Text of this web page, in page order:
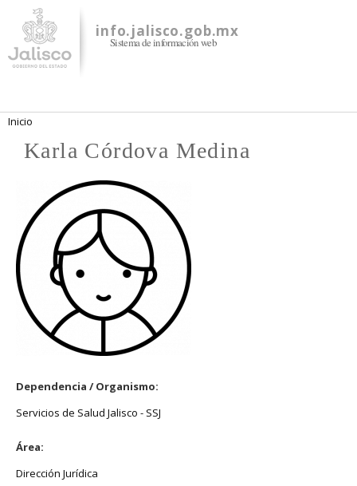
contenido
principal
info.jalisco.gob.mx
Sistema de información web
Se encuentra usted aquí
Inicio
Karla Córdova Medina
Dependencia / Organismo:
Servicios de Salud Jalisco - SSJ
Área:
Dirección Jurídica